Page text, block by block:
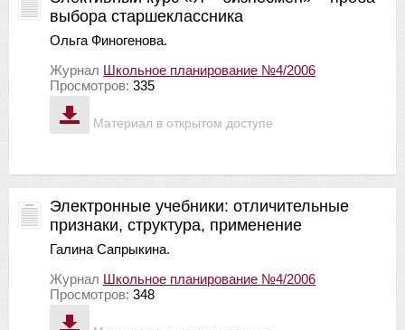
Материал в открытом доступе
выбора старшеклассника
Ольга Финогенова.
Журнал Школьное планирование №4/2006
Просмотров: 335
Электронные учебники: отличительные
признаки, структура, применение
Галина Сапрыкина.
Журнал Школьное планирование №4/2006
Просмотров: 348